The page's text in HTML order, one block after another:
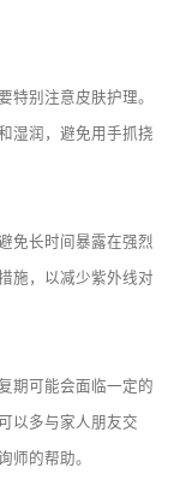
别注意皮肤护理。
湿润，避免用手抓挠
长时间暴露在强烈
施，以减少紫外线对
可能会面临一定的
以多与家人朋友交
师的帮助。